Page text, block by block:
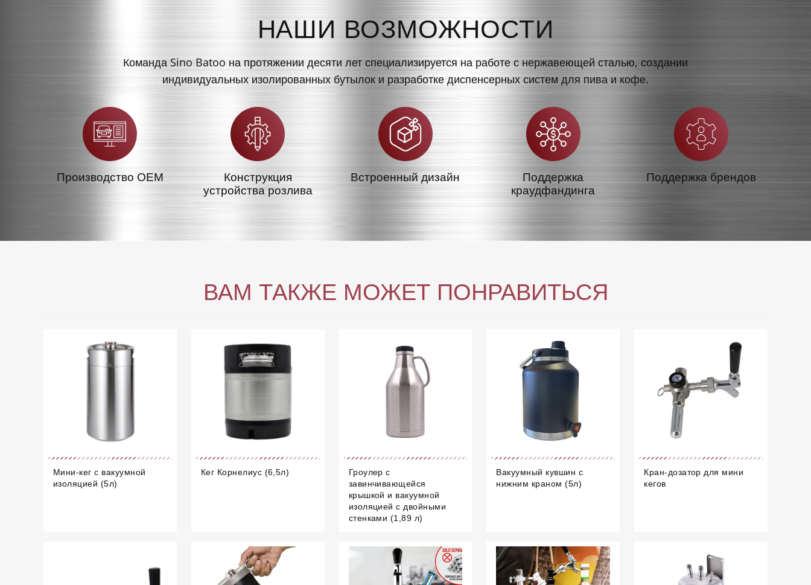
НАШИ ВОЗМОЖНОСТИ
Команда Sino Batoo на протяжении десяти лет специализируется на работе с нержавеющей сталью, создании
индивидуальных изолированных бутылок и разработке диспенсерных систем для пива и кофе.
Производство OEM
Конструкция
устройства розлива
Встроенный дизайн
Поддержка
краудфандинга
Поддержка брендов
ВАМ ТАКЖЕ МОЖЕТ ПОНРАВИТЬСЯ
Мини-кег с вакуумной
изоляцией (5л)
Кег Корнелиус (6,5л)
Гроулер с
завинчивающейся
крышкой и вакуумной
изоляцией с двойными
стенками (1,89 л)
Вакуумный кувшин с
нижним краном (5л)
Кран-дозатор для мини
кегов